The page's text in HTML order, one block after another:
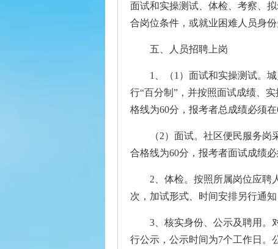
面试和实操测试、体检、考察、
合岗位条件，或就业困难人员身
五、人员招聘上岗
1、（1）面试和实操测试。
行“百分制”，并按照面试成绩、
格线为60分，报考者总成绩必须
（2）面试。社区便民服务
合格线为60分，报考者面试成绩
2、体检。按照所属岗位应聘
次，加试形式、时间安排另行通
3、核实身份、公示及聘用。
行公示，公示时间为7个工作日。